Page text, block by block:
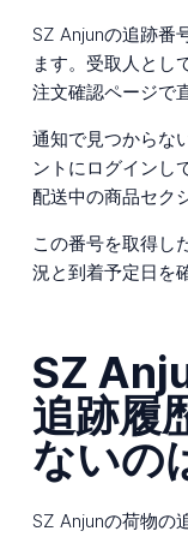
SZ Anjunの追跡番
ます。受取人とし
注文確認ページで
通知で見つからな
ントにログインし
配送中の商品セク
この番号を取得し
況と到着予定日を
SZ
追跡履
ないの
SZ Anjunの荷物の